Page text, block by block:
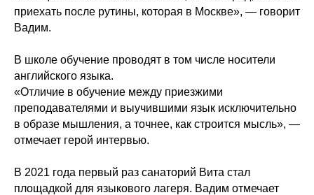
приехать после рутины, которая в Москве», — говорит
Вадим.
В школе обучение проводят в том числе носители
английского языка.
«Отличие в обучение между приезжими
преподавателями и выучившими язык исключительно
в образе мышления, а точнее, как строится мысль», —
отмечает герой интервью.
В 2021 года первый раз санаторий Вита стал
площадкой для языкового лагеря. Вадим отмечает